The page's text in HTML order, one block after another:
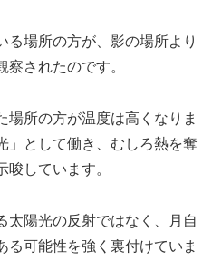
る場所の方が、影の場所より
察されたのです。
場所の方が温度は高くなりま
」として働き、むしろ熱を奪
唆しています。
太陽光の反射ではなく、月自
る可能性を強く裏付けていま